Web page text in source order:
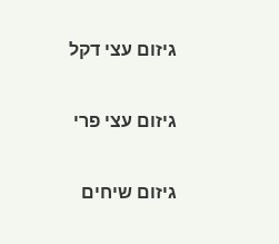
גיזום עצי דקל
גיזום עצי פרי
גיזום שיחים